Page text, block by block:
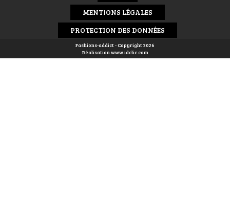
MENTIONS LÉGALES
PROTECTION DES DONNÉES
Fashions-addict - Copyright 2026
Réalisationwww.idclic.com